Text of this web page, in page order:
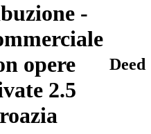
-
opere
2.5
Deed